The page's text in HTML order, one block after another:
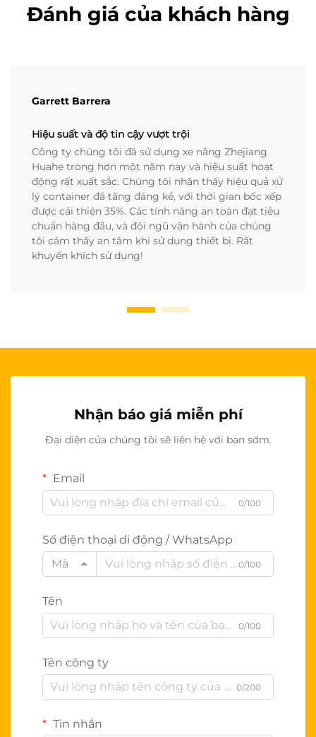
Đánh giá của khách hàng
Garrett Barrera
Hiệu suất và độ tin cậy vượt trội
Công ty chúng tôi đã sử dụng xe nâng Zhejiang
Huahe trong hơn một năm nay và hiệu suất hoạt
động rất xuất sắc. Chúng tôi nhận thấy hiệu quả xử
lý container đã tăng đáng kể, với thời gian bốc xếp
được cải thiện 35%. Các tính năng an toàn đạt tiêu
chuẩn hàng đầu, và đội ngũ vận hành của chúng
tôi cảm thấy an tâm khi sử dụng thiết bị. Rất
khuyến khích sử dụng!
Nhận báo giá miễn phí
Đại diện của chúng tôi sẽ liên hệ với bạn sớm.
Email
0/100
Số điện thoại di động / WhatsApp
Mã
0/100
Tên
0/100
Tên công ty
0/200
Tin nhắn